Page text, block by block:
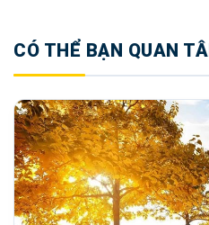
CÓ THỂ BẠN QUAN